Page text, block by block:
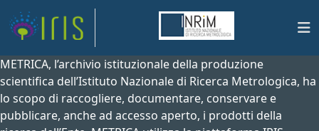
METRICA, l’archivio istituzionale della produzione
scientifica dell’Istituto Nazionale di Ricerca Metrologica, ha
lo scopo di raccogliere, documentare, conservare e
pubblicare, anche ad accesso aperto, i prodotti della